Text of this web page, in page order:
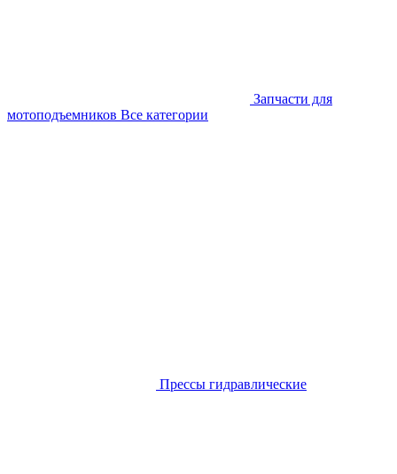
Запчасти для
мотоподъемников Все категории
Прессы гидравлические